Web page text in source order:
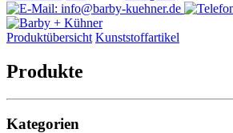
Produktübersicht Kunststoffartikel
Produkte
Kategorien